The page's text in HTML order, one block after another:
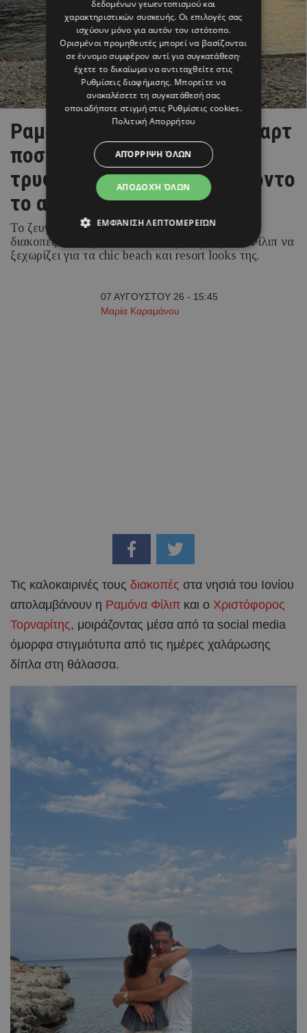
Ραμόνα & Τορναρίτης: Οι «καρτ
ποστάλ» από το Ιόνιο και το
τρυφερό στιγμιότυπο με φόντο
το απέραντο γαλάζιο
Το ζευγάρι απολαμβάνει τις καλοκαιρινές του
διακοπές στα νησιά του Ιονίου, με τη Ραμόνα Φίλιπ να
ξεχωρίζει για τα chic beach και resort looks της.
07 ΑΥΓΟΥΣΤΟΥ 26 - 15:45
Μαρία Καραμάνου
Τις καλοκαιρινές τους διακοπές στα νησιά του Ιονίου
απολαμβάνουν η Ραμόνα Φίλιπ και ο Χριστόφορος
Τορναρίτης, μοιράζοντας μέσα από τα social media
όμορφα στιγμιότυπα από τις ημέρες χαλάρωσης
δίπλα στη θάλασσα.
δεδομένων γεωεντοπισμού και
χαρακτηριστικών συσκευής. Οι επιλογές σας
ισχύουν μόνο για αυτόν τον ιστότοπο.
Ορισμένοι προμηθευτές μπορεί να βασίζονται
σε έννομο συμφέρον αντί για συγκατάθεση·
έχετε το δικαίωμα να αντιταχθείτε στις
Ρυθμίσεις διαφήμισης. Μπορείτε να
ανακαλέσετε τη συγκατάθεσή σας
οποιαδήποτε στιγμή στις Ρυθμίσεις cookies.
Πολιτική Απορρήτου
ΑΠΟΔΟΧΉ ΌΛΩΝ
ΑΠΌΡΡΙΨΗ ΌΛΩΝ
ΕΜΦΆΝΙΣΗ ΛΕΠΤΟΜΕΡΕΙΏΝ